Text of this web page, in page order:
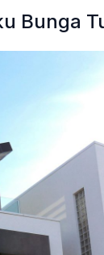
Bunga